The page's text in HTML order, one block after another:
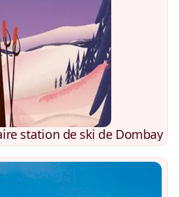
station de ski de Dombay